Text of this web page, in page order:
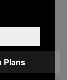
Plans